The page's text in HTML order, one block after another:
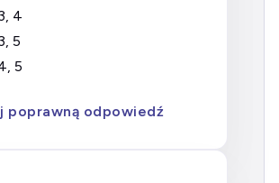
3, 4
3, 5
4, 5
poprawną odpowiedź